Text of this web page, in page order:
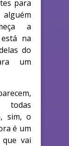
para
a
na
do
um
todas
sim, o
é um
vai